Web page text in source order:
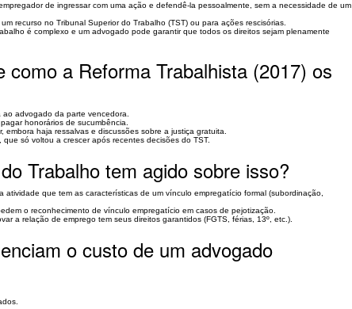
de ingressar com uma ação e defendê-la pessoalmente, sem a necessidade de um
recurso no Tribunal Superior do Trabalho (TST) ou para ações rescisórias.
é complexo e um advogado pode garantir que todos os direitos sejam plenamente
a Reforma Trabalhista (2017) os
advogado da parte vencedora.
honorários de sucumbência.
haja ressalvas e discussões sobre a justiça gratuita.
só voltou a crescer após recentes decisões do TST.
Trabalho tem agido sobre isso?
que tem as características de um vínculo empregatício formal (subordinação,
o reconhecimento de vínculo empregatício em casos de pejotização.
a relação de emprego tem seus direitos garantidos (FGTS, férias, 13º, etc.).
o custo de um advogado